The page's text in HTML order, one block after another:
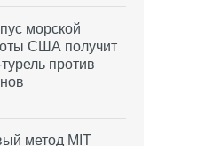
морской
США получит
против
метод MIT